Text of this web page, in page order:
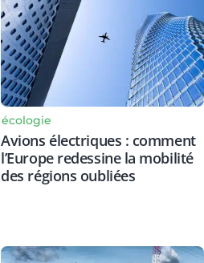
écologie
Avions électriques : comment
l’Europe redessine la mobilité
des régions oubliées